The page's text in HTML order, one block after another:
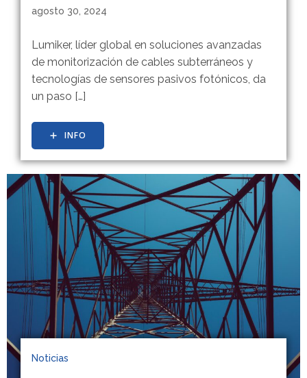
agosto 30, 2024
Lumiker, líder global en soluciones avanzadas
de monitorización de cables subterráneos y
tecnologías de sensores pasivos fotónicos, da
un paso […]
INFO
Noticias